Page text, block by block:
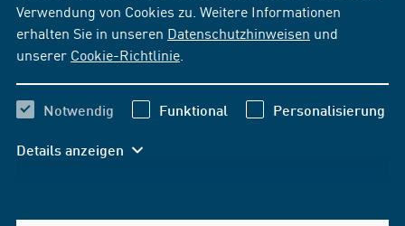
Verwendung von Cookies zu. Weitere Informationen
erhalten Sie in unseren Datenschutzhinweisen und
unserer Cookie-Richtlinie
Notwendig Funktional Personalisierung
Details anzeigen